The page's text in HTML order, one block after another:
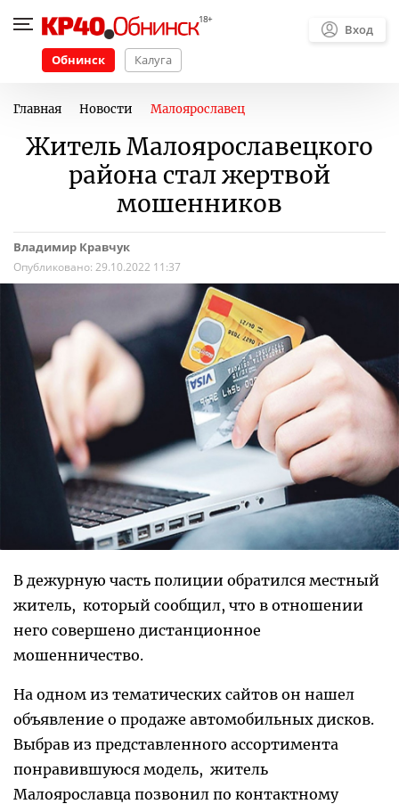
Обнинск Калуга
Вход
Главная Новости Малоярославец
Житель Малоярославецкого
района стал жертвой
мошенников
Владимир Кравчук
Опубликовано: 29.10.2022 11:37
В дежурную часть полиции обратился местный
житель, который сообщил, что в отношении
него совершено дистанционное
мошенничество.
На одном из тематических сайтов он нашел
объявление о продаже автомобильных дисков.
Выбрав из представленного ассортимента
понравившуюся модель, житель
Малоярославца позвонил по контактному